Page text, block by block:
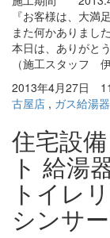
『お客様は、大満
また何かありまし
本日は、ありがと
（施工スタッフ 伊
2013年4月27日
古屋店 , ガス給湯器
住宅設
ト 給湯
トイレ
シンサ